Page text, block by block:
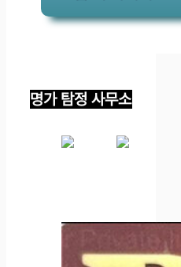
명가 탐정 사무소